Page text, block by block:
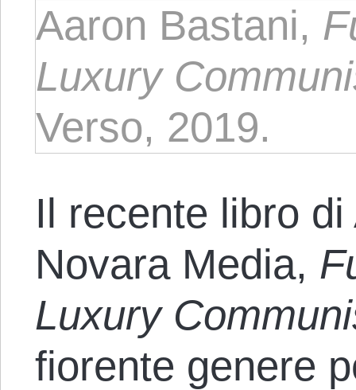
Aaron Bastani,
Luxury
Verso, 2019.
Il recente libro
Novara Media,
Luxury
fiorente genere